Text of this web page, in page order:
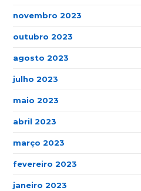
novembro 2023
outubro 2023
agosto 2023
julho 2023
maio 2023
abril 2023
março 2023
fevereiro 2023
janeiro 2023